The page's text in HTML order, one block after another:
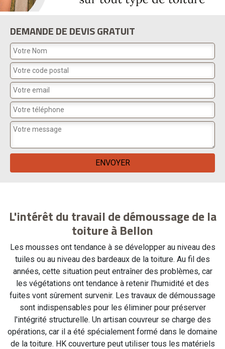
DEMANDE DE DEVIS GRATUIT
L'intérêt du travail de démoussage de la
toiture à Bellon
Les mousses ont tendance à se développer au niveau des
tuiles ou au niveau des bardeaux de la toiture. Au fil des
années, cette situation peut entraîner des problèmes, car
les végétations ont tendance à retenir l'humidité et des
fuites vont sûrement survenir. Les travaux de démoussage
sont indispensables pour les éliminer pour préserver
l'intégrité structurelle. Un artisan couvreur se charge des
opérations, car il a été spécialement formé dans le domaine
de la toiture. HK couverture peut utiliser tous les matériels